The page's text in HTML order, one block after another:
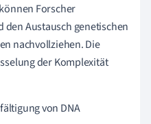
Forscher
Austausch genetischen
nachvollziehen. Die
der Komplexität
von DNA